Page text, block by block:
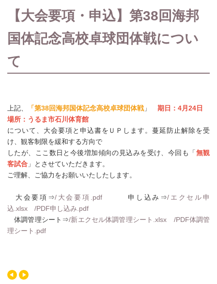
【大会要項・申込】第38回海邦
国体記念高校卓球団体戦につい
て
上記、 「第38回海邦国体記念高校卓球団体戦 」 期日：4月24日
場所：うるま市石川体育館
について、大会要項と申込書をＵＰします。蔓延防止解除を受
け、観客制限を緩和する方向で
したが、ここ数日と今後増加傾向の見込みを受け、今回も「無観
客試合 」とさせていただきます。
ご理解、ご協力をお願いいたしたします。
大会要項⇒/大会要項.pdf申し込み⇒/エクセル申
込.xlsx
/PDF申し込み.pdf
体調管理シート⇒/新エクセル体調管理シート.xlsx
/PDF体調管
理シート.pdf